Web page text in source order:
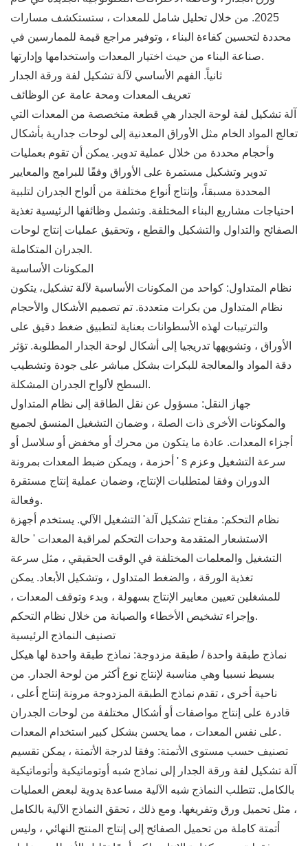
2025. من خلال تحليل شامل للمعدات ، ستستكشف مسارات
محددة لتحسين كفاءة البناء ، وتوفير مراجع قيمة للممارسين في
صناعة البناء من حيث اختيار المعدات واستخدامها وإدارتها.
ثانياً. الفهم الأساسي لآلة تشكيل لفة ورقة الجدار
تعريف المعدات ومحة عامة عن الوظائف
آلة تشكيل لفة لوحة الجدار هي قطعة متخصصة من المعدات التي
تعالج المواد الخام مثل الأوراق المعدنية إلى لوحات جدارية بأشكال
وأحجام محددة من خلال عملية تدوير. يمكن أن تقوم بعمليات
تدوير وتشكيل مستمرة على الأوراق وفقًا للبرامج والمعايير
المحددة مسبقاً، وإنتاج أنواع مختلفة من ألواح الجدران لتلبية
احتياجات مشاريع البناء المختلفة. وتشمل وظائفها الرئيسية تغذية
الصفائح والتداول والتشكيل والقطع ، وتحقيق عمليات إنتاج لوحات
الجدران المتكاملة.
المكونات الأساسية
نظام المتداول: كواحد من المكونات الأساسية لآلة تشكيل، يتكون
نظام المتداول من بكرات متعددة. تم تصميم الأشكال والأحجام
والترتيبات لهذه الأسطوانات بعناية لتطبيق ضغط دقيق على
الأوراق ، وتشويهها تدريجيا إلى أشكال لوحة الجدار المطلوبة. تؤثر
دقة المواد والمعالجة للبكرات بشكل مباشر على جودة وتشطيب
السطح لألواح الجدران المشكلة.
جهاز النقل: مسؤول عن نقل الطاقة إلى نظام المتداول
والمكونات الأخرى ذات الصلة ، وضمان التشغيل المنسق لجميع
أجزاء المعدات. عادة ما يتكون من محرك أو مخفض أو سلاسل أو
أحزمة ، ويمكن ضبط المعدات بمرونة ' s سرعة التشغيل وعزم
الدوران وفقا لمتطلبات الإنتاج، وضمان عملية إنتاج مستقرة
وفعالة.
نظام التحكم: مفتاح تشكيل آلة' التشغيل الآلي. يستخدم أجهزة
الاستشعار المتقدمة وحدات التحكم لمراقبة المعدات ' حالة
التشغيل والمعلمات المختلفة في الوقت الحقيقي ، مثل سرعة
تغذية الورقة ، والضغط المتداول ، وتشكيل الأبعاد. يمكن
للمشغلين تعيين معايير الإنتاج بسهولة ، وبدء وتوقف المعدات ،
وإجراء تشخيص الأخطاء والصيانة من خلال نظام التحكم.
تصنيف النماذج الرئيسية
نماذج طبقة واحدة / طبقة مزدوجة: نماذج طبقة واحدة لها هيكل
بسيط نسبيا وهي مناسبة لإنتاج نوع أكثر من لوحة الجدار. من
ناحية أخرى ، تقدم نماذج الطبقة المزدوجة مرونة إنتاج أعلى ،
قادرة على إنتاج مواصفات أو أشكال مختلفة من لوحات الجدران
على نفس المعدات ، مما يحسن بشكل كبير استخدام المعدات.
تصنيف حسب مستوى الأتمتة: وفقا لدرجة الأتمتة ، يمكن تقسيم
آلة تشكيل لفة ورقة الجدار إلى نماذج شبه أوتوماتيكية وأتوماتيكية
بالكامل. تتطلب النماذج شبه الآلية مساعدة يدوية لبعض العمليات
، مثل تحميل ورق وتفريغها. ومع ذلك ، تحقق النماذج الآلية بالكامل
أتمتة كاملة من تحميل الصفائح إلى إنتاج المنتج النهائي ، وليس